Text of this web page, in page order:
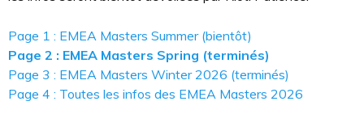
Page 1 : EMEA Masters Summer (bientôt)
Page 2 : EMEA Masters Spring (terminés)
Page 3 : EMEA Masters Winter 2026 (terminés)
Page 4 : Toutes les infos des EMEA Masters 2026